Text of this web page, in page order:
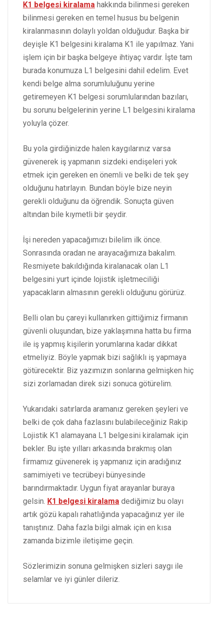
K1 belgesi kiralama hakkında bilinmesi gereken
bilinmesi gereken en temel husus bu belgenin
kiralanmasının dolaylı yoldan olduğudur. Başka bir
deyişle K1 belgesini kiralama K1 ile yapılmaz. Yani
işlem için bir başka belgeye ihtiyaç vardır. İşte tam
burada konumuza L1 belgesini dahil edelim. Evet
kendi belge alma sorumluluğunu yerine
getiremeyen K1 belgesi sorumlularından bazıları,
bu sorunu belgelerinin yerine L1 belgesini kiralama
yoluyla çözer.
Bu yola girdiğinizde halen kaygılarınız varsa
güvenerek iş yapmanın sizdeki endişeleri yok
etmek için gereken en önemli ve belki de tek şey
olduğunu hatırlayın. Bundan böyle bize neyin
gerekli olduğunu da öğrendik. Sonuçta güven
altından bile kıymetli bir şeydir.
İşi nereden yapacağımızı bilelim ilk önce.
Sonrasında oradan ne arayacağımıza bakalım.
Resmiyete bakıldığında kiralanacak olan L1
belgesini yurt içinde lojistik işletmeciliği
yapacakların almasının gerekli olduğunu görürüz.
Belli olan bu çareyi kullanırken gittiğimiz firmanın
güvenli oluşundan, bize yaklaşımına hatta bu firma
ile iş yapmış kişilerin yorumlarına kadar dikkat
etmeliyiz. Böyle yapmak bizi sağlıklı iş yapmaya
götürecektir. Biz yazımızın sonlarına gelmişken hiç
sizi zorlamadan direk sizi sonuca götürelim.
Yukarıdaki satırlarda aramanız gereken şeyleri ve
belki de çok daha fazlasını bulabileceğiniz Rakip
Lojistik K1 alamayana L1 belgesini kiralamak için
bekler. Bu işte yılları arkasında bırakmış olan
firmamız güvenerek iş yapmanız için aradığınız
samimiyeti ve tecrübeyi bünyesinde
barındırmaktadır. Uygun fiyat arayanlar buraya
gelsin. K1 belgesi kiralama dediğimiz bu olayı
artık gözü kapalı rahatlığında yapacağınız yer ile
tanıştınız. Daha fazla bilgi almak için en kısa
zamanda bizimle iletişime geçin.
Sözlerimizin sonuna gelmişken sizleri saygı ile
selamlar ve iyi günler dileriz.